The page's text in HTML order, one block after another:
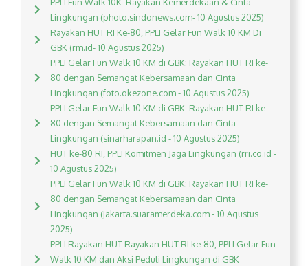
PPLI Fun Walk 10K: Rayakan Kemerdekaan & Cinta
Lingkungan (photo.sindonews.com- 10 Agustus 2025)
Rayakan HUT RI Ke-80, PPLI Gelar Fun Walk 10 KM Di
GBK (rm.id- 10 Agustus 2025)
PPLI Gelar Fun Walk 10 KM di GBK: Rayakan HUT RI ke-
80 dengan Semangat Kebersamaan dan Cinta
Lingkungan (foto.okezone.com - 10 Agustus 2025)
PPLI Gelar Fun Walk 10 KM di GBK: Rayakan HUT RI ke-
80 dengan Semangat Kebersamaan dan Cinta
Lingkungan (sinarharapan.id - 10 Agustus 2025)
HUT ke-80 RI, PPLI Komitmen Jaga Lingkungan (rri.co.id -
10 Agustus 2025)
PPLI Gelar Fun Walk 10 KM di GBK: Rayakan HUT RI ke-
80 dengan Semangat Kebersamaan dan Cinta
Lingkungan (jakarta.suaramerdeka.com - 10 Agustus
2025)
PPLI Rayakan HUT Rayakan HUT RI ke-80, PPLI Gelar Fun
Walk 10 KM dan Aksi Peduli Lingkungan di GBK